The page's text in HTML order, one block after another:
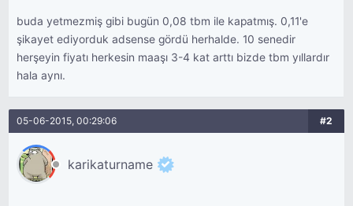
buda yetmezmiş gibi bugün 0,08 tbm ile kapatmış. 0,11'e
şikayet ediyorduk adsense gördü herhalde. 10 senedir
herşeyin fiyatı herkesin maaşı 3-4 kat arttı bizde tbm yıllardır
hala aynı.
05-06-2015, 00:29:06 #2
karikaturname